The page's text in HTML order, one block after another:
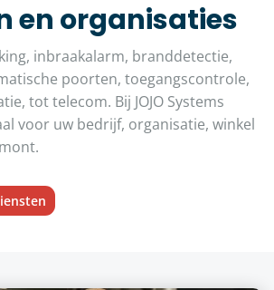
en organisaties
inbraakalarm, branddetectie,
poorten, toegangscontrole,
tot telecom. Bij JOJO Systems
voor uw bedrijf, organisatie, winkel